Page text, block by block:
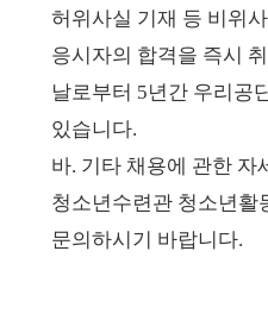
허위사실 기재 등 비위
응시자의 합격을 즉시
날로부터 5년간 우리공
있습니다.
바. 기타 채용에 관한 자
청소년수련관 청소년활
문의하시기 바랍니다.